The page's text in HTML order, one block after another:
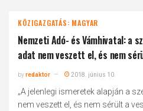
KÖZIGAZGATÁS: MAGYAR
Nemzeti Adó- és Vámhivatal: a
adat nem veszett el, és nem
byredaktor 2018. június 10.
„A jelenlegi ismeretek alapján a
nem veszett el, és nem sérült a